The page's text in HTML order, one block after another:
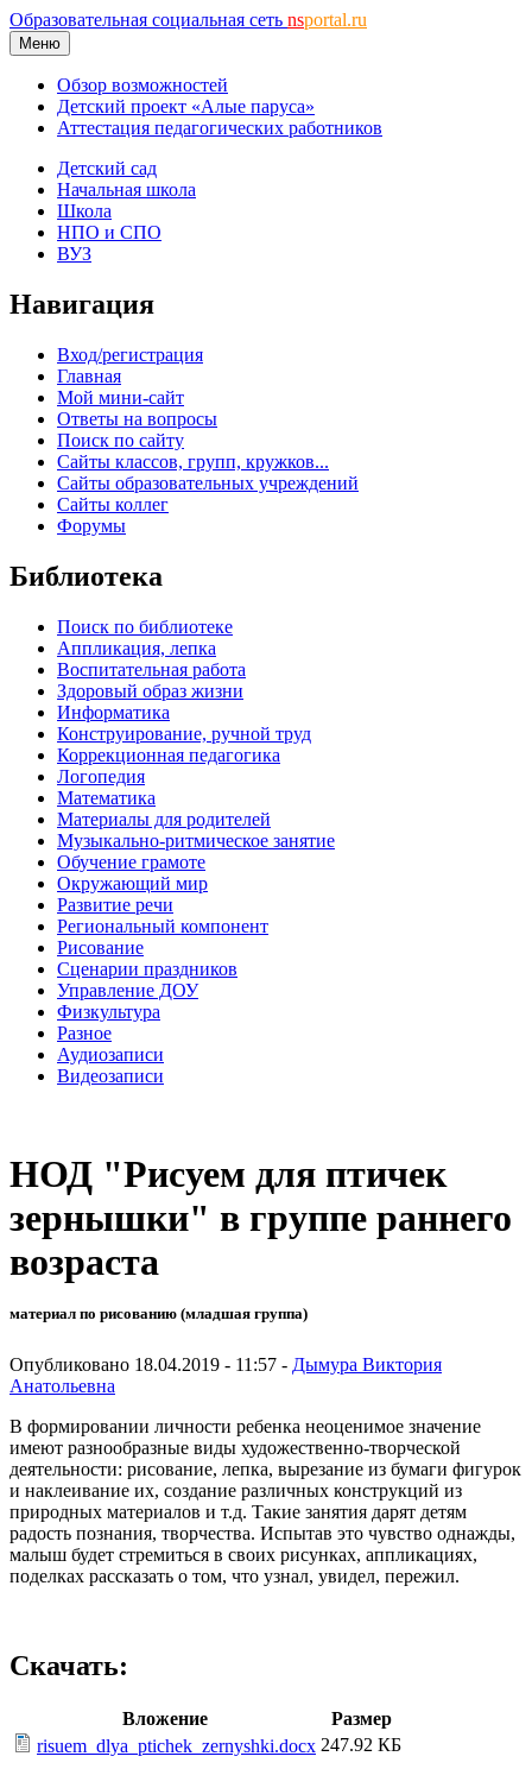
Образовательная социальная сеть nsportal.ru
Меню
Обзор возможностей
Детский проект «Алые паруса»
Аттестация педагогических работников
Детский сад
Начальная школа
Школа
НПО и СПО
ВУЗ
Навигация
Вход/регистрация
Главная
Мой мини-сайт
Ответы на вопросы
Поиск по сайту
Сайты классов, групп, кружков...
Сайты образовательных учреждений
Сайты коллег
Форумы
Библиотека
Поиск по библиотеке
Аппликация, лепка
Воспитательная работа
Здоровый образ жизни
Информатика
Конструирование, ручной труд
Коррекционная педагогика
Логопедия
Математика
Материалы для родителей
Музыкально-ритмическое занятие
Обучение грамоте
Окружающий мир
Развитие речи
Региональный компонент
Рисование
Сценарии праздников
Управление ДОУ
Физкультура
Разное
Аудиозаписи
Видеозаписи
НОД "Рисуем для птичек
зернышки" в группе раннего
возраста
материал по рисованию (младшая группа)
Опубликовано 18.04.2019 - 11:57 - Дымура Виктория
Анатольевна
В формировании личности ребенка неоценимое значение
имеют разнообразные виды художественно-творческой
деятельности: рисование, лепка, вырезание из бумаги фигурок
и наклеивание их, создание различных конструкций из
природных материалов и т.д. Такие занятия дарят детям
радость познания, творчества. Испытав это чувство однажды,
малыш будет стремиться в своих рисунках, аппликациях,
поделках рассказать о том, что узнал, увидел, пережил.
Скачать:
Вложение
Размер
risuem_dlya_ptichek_zernyshki.docx 247.92 КБ